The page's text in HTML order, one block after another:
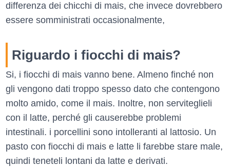
differenza dei chicchi di mais, che invece dovrebbero
essere somministrati occasionalmente,
Riguardo i fiocchi di mais?
Si, i fiocchi di mais vanno bene. Almeno finché non
gli vengono dati troppo spesso dato che contengono
molto amido, come il mais. Inoltre, non serviteglieli
con il latte, perché gli causerebbe problemi
intestinali. i porcellini sono intolleranti al lattosio. Un
pasto con fiocchi di mais e latte li farebbe stare male,
quindi teneteli lontani da latte e derivati.